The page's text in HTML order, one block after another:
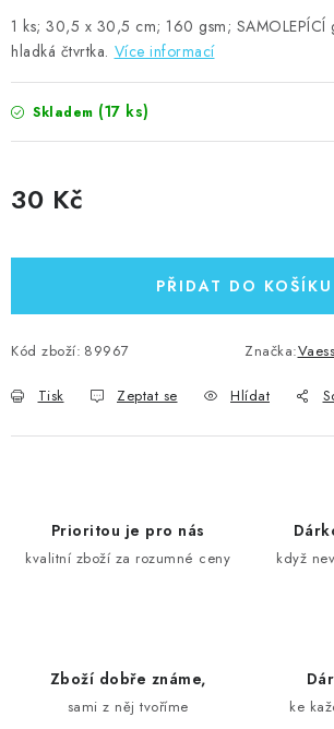
1 ks; 30,5 x 30,5 cm; 160 gsm; SAMOLEPÍCÍ
hladká čtvrtka. Více informací
Skladem (17 ks)
30 Kč
PŘIDAT DO KOŠÍKU
Kód zboží: 89967 Značka:
Tisk Zeptat se Hlídat
Prioritou je pro nás
kvalitní zboží za rozumné ceny
když
Zboží dobře známe,
sami z něj tvoříme ke